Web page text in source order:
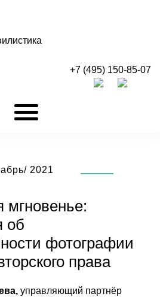
+7 (495) 150-85-07
2021
мгновенье:
об
фотографии
права
управляющий партнёр